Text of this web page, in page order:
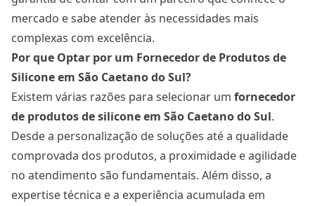
mercado e sabe atender às necessidades mais
complexas com excelência.
Por que Optar por um Fornecedor de Produtos de
Silicone em São Caetano do Sul?
Existem várias razões para selecionar um fornecedor
de produtos de silicone em São Caetano do Sul.
Desde a personalização de soluções até a qualidade
comprovada dos produtos, a proximidade e agilidade
no atendimento são fundamentais. Além disso, a
expertise técnica e a experiência acumulada em